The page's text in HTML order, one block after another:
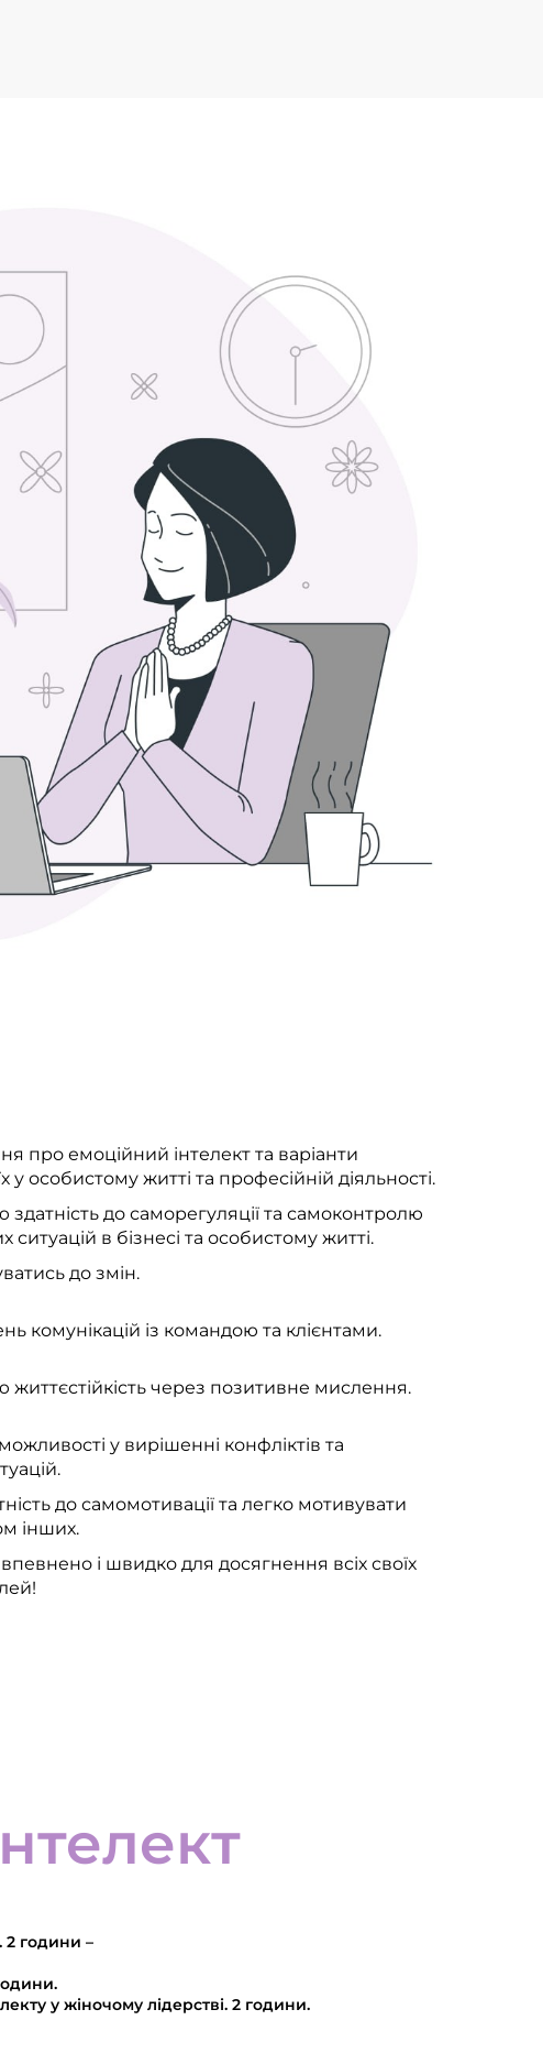
про емоційний інтелект та варіанти
у особистому житті та професійній діяльності.
до саморегуляції та самоконтролю
ситуацій в бізнесі та особистому житті.
до змін.
комунікацій із командою та клієнтами.
життєстійкість через позитивне мислення.
у вирішенні конфліктів та
до самомотивації та легко мотивувати
інших.
і швидко для досягнення всіх своїх
2 години –
у жіночому лідерстві. 2 години.